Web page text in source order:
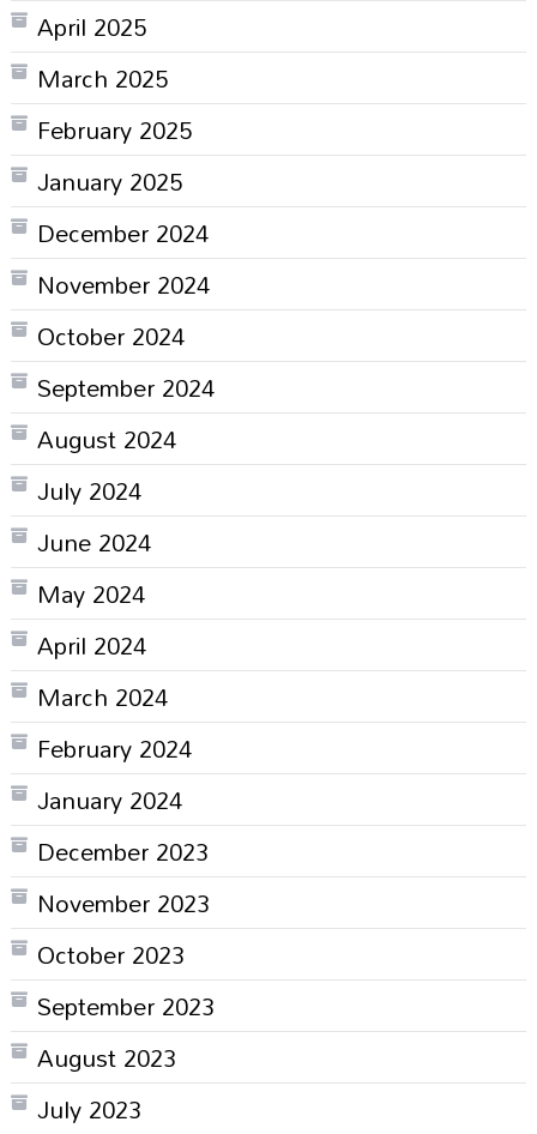
April 2025
March 2025
February 2025
January 2025
December 2024
November 2024
October 2024
September 2024
August 2024
July 2024
June 2024
May 2024
April 2024
March 2024
February 2024
January 2024
December 2023
November 2023
October 2023
September 2023
August 2023
July 2023